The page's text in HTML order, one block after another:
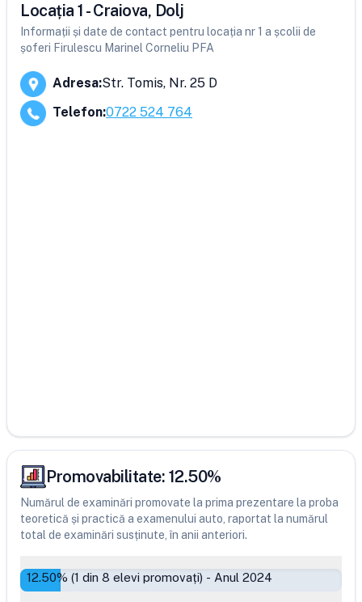
Locația 1 - Craiova, Dolj
Informații și date de contact pentru locația nr 1 a școlii de
șoferi Firulescu Marinel Corneliu PFA
Adresa:Str. Tomis, Nr. 25 D
Telefon:0722 524 764
Promovabilitate: 12.50%
Numărul de examinări promovate la prima prezentare la proba
teoretică și practică a examenului auto, raportat la numărul
total de examinări susținute, în anii anteriori.
12.50% (1 din 8 elevi promovați) - Anul 2024